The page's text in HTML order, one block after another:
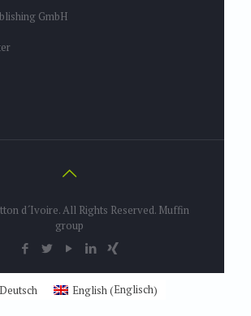
GmbH
d´Ivoire. All Rights Reserved. Muffin
group
Deutsch English(Englisch)